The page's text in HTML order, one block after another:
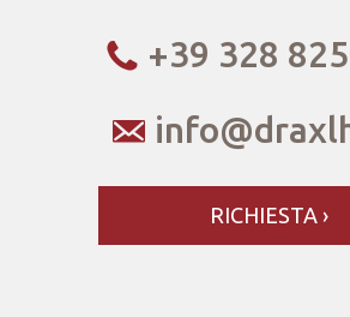
+39 328
info@
RICHIESTA